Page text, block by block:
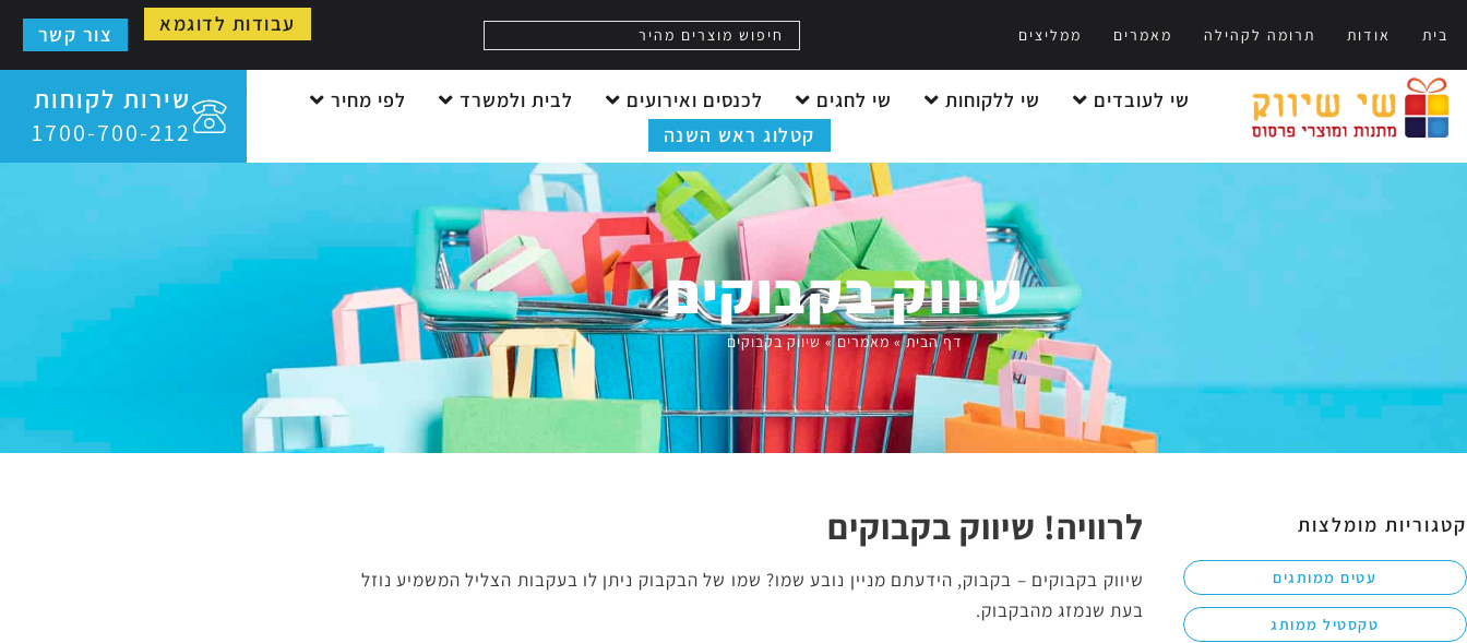
בית אודות תרומה לקהילה מאמרים ממליצים עבודות לדוגמא צור קשר
שי לעובדים שי ללקוחות שי לחגים לכנסים ואירועים לבית ולמשרד
לפי מחיר
קטלוג ראש השנה
שירות לקוחות
1700-700-212
שיווק בקבוקים
דף הבית»מאמרים»שיווק בקבוקים
קטגוריות מומלצות
עטים ממותגים
טקסטיל ממותג
לרוויה! שיווק בקבוקים
שיווק בקבוקים – בקבוק, הידעתם מניין נובע שמו? שמו של הבקבוק ניתן לו בעקבות הצליל המשמיע נוזל
בעת שנמזג מהבקבוק.